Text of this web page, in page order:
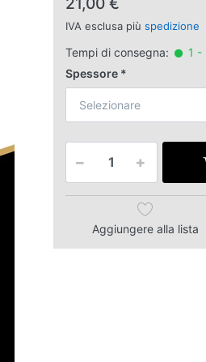
IVA esclusa più spedizione
Tempi di consegna:
1 -
Spessore
Selezionare
Aggiungere alla lista